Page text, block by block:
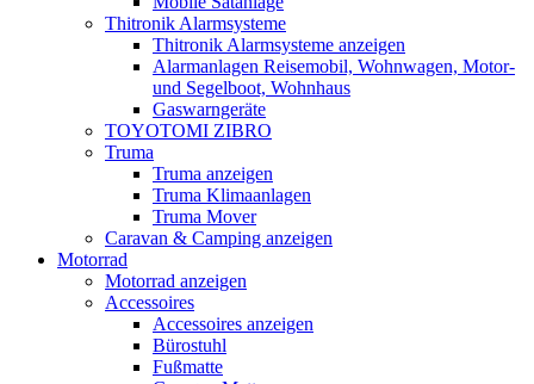
Thitronik Alarmsysteme
Thitronik Alarmsysteme anzeigen
Alarmanlagen Reisemobil, Wohnwagen, Motor-
und Segelboot, Wohnhaus
Gaswarngeräte
TOYOTOMI ZIBRO
Truma
Truma anzeigen
Truma Klimaanlagen
Truma Mover
Caravan & Camping anzeigen
Motorrad
Motorrad anzeigen
Accessoires
Accessoires anzeigen
Bürostuhl
Fußmatte